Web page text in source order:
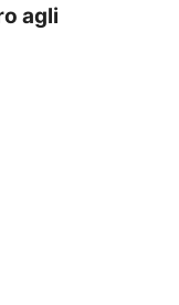
agli